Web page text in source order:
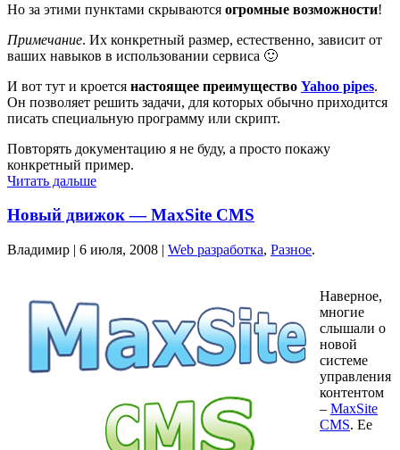
Но за этими пунктами скрываются огромные возможности!
Примечание. Их конкретный размер, естественно, зависит от
ваших навыков в использовании сервиса 🙂
И вот тут и кроется настоящее преимущество Yahoo pipes.
Он позволяет решить задачи, для которых обычно приходится
писать специальную программу или скрипт.
Повторять документацию я не буду, а просто покажу
конкретный пример.
Читать дальше
Новый движок — MaxSite CMS
Владимир | 6 июля, 2008 | Web разработка, Разное.
Наверное,
многие
слышали о
новой
системе
управления
контентом
– MaxSite
CMS. Ее